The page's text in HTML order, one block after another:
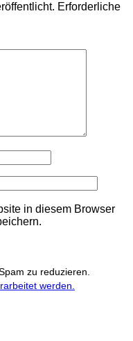
Erforderliche
in diesem Browser
zu reduzieren.
werden.